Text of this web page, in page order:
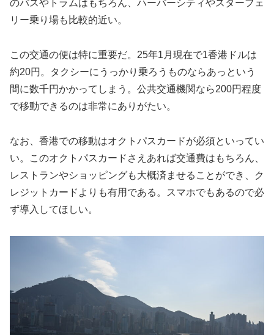
のバスやトラムはもちろん、ハーバーシティやスターフェ
リー乗り場も比較的近い。
この交通の便は特に重要だ。25年1月現在で1香港ドルは
約20円。タクシーにうっかり乗ろうものならあっという
間に数千円かかってしまう。公共交通機関なら200円程度
で移動できるのは非常にありがたい。
なお、香港での移動はオクトパスカードが必須といってい
い。このオクトパスカードさえあれば交通費はもちろん、
レストランやショッピングも大概済ませることができ、ク
レジットカードよりも有用である。スマホでもあるので必
ず導入してほしい。